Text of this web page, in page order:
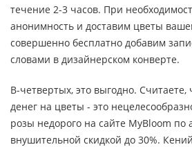
течение 2-3 часов. При
анонимность и доставим цветы
совершенно бесплатно добавим
словами в дизайнерском конверте.
В-четвертых, это выгодно. Считаете,
денег на цветы - это
розы недорого на сайте MyBloom по
внушительной скидкой до 30%.